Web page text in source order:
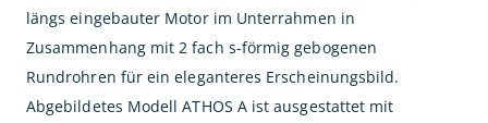
längs eingebauter Motor im Unterrahmen in
Zusammenhang mit 2 fach s-förmig gebogenen
Rundrohren für ein eleganteres Erscheinungsbild.
Abgebildetes Modell ATHOS A ist ausgestattet mit